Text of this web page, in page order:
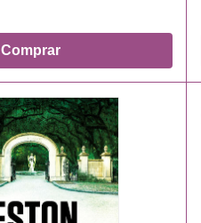
Comprar